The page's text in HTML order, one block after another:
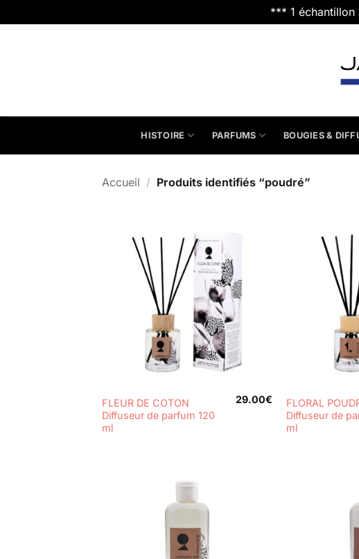
*** 1 échantillon
HISTOIRE PARFUMS BOUGIES &
Accueil / Produits identifiés “poudré”
FLEUR DE COTON
Diffuseur de parfum 120
ml
29.00€
FLORAL
Diffuseur de
ml